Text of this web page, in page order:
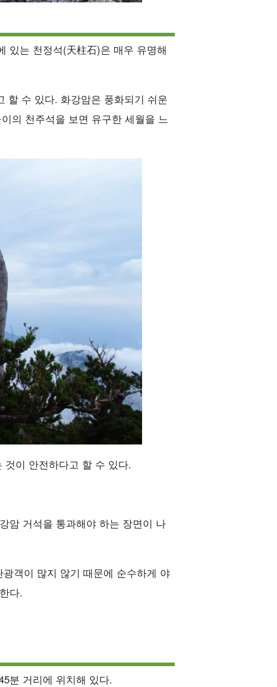
있는 천정석(天柱石)은 매우 유명해
할 수 있다. 화강암은 풍화되기 쉬운
의 천주석을 보면 유구한 세월을 느
이 안전하다고 할 수 있다.
암 거석을 통과해야 하는 장면이 나
객이 많지 않기 때문에 순수하게 야
다.
분 거리에 위치해 있다.